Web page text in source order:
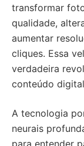
transformar
qualidade,
aumentar
cliques. Essa
verdadeira
conteúdo
A tecnologia
neurais
para entender